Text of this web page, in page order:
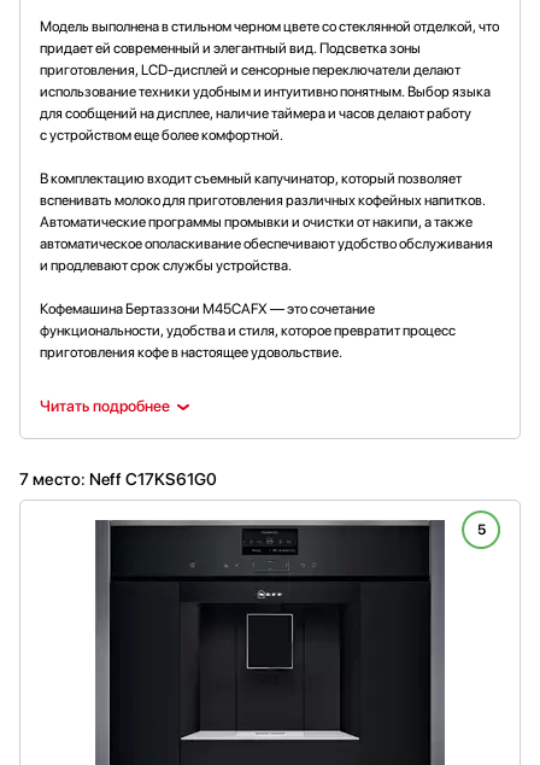
Модель выполнена в стильном черном цвете со стеклянной отделкой, что
придает ей современный и элегантный вид. Подсветка зоны
приготовления, LCD-дисплей и сенсорные переключатели делают
использование техники удобным и интуитивно понятным. Выбор языка
для сообщений на дисплее, наличие таймера и часов делают работу
с устройством еще более комфортной.
В комплектацию входит съемный капучинатор, который позволяет
вспенивать молоко для приготовления различных кофейных напитков.
Автоматические программы промывки и очистки от накипи, а также
автоматическое ополаскивание обеспечивают удобство обслуживания
и продлевают срок службы устройства.
Кофемашина Бертаззони M45CAFX — это сочетание
функциональности, удобства и стиля, которое превратит процесс
приготовления кофе в настоящее удовольствие.
Читать подробнее
7 место: Neff C17KS61G0
5